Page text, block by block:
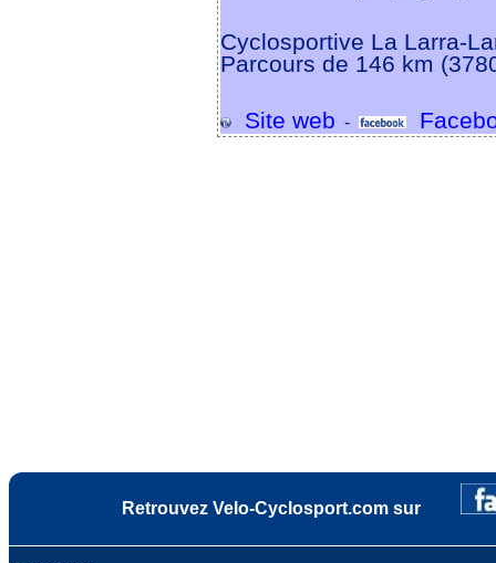
Cyclosportive La Larra-
Parcours de 146 km
Site web -
Retrouvez Velo-Cyclosport.com sur